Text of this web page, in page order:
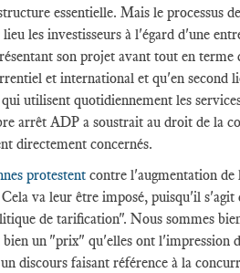
essentielle. Mais le processus
les investisseurs à l'égard d'une
son projet avant tout en terme
et international et qu'en second
utilisent quotidiennement les
arrêt ADP a soustrait au droit de la
directement concernés.
protestent contre l'augmentation de
va leur être imposé, puisqu'il s'agit
de tarification". Nous sommes
un "prix" qu'elles ont l'impression
discours faisant référence à la